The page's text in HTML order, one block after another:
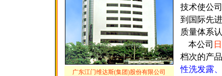
广东江门维达斯(集团)股份有限公司
技术使公
到国际先
质量体系
本公司
档次的产
性洗发露